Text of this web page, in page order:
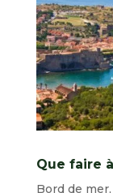
Que faire
Bord de mer,